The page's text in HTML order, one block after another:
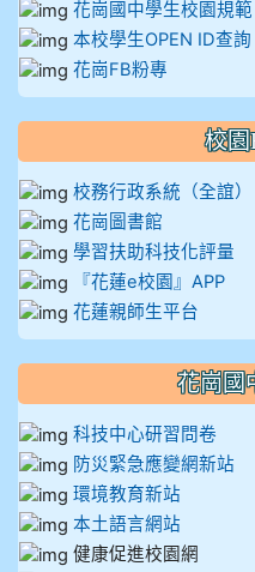
花崗國中學生校園規範
本校學生OPEN ID查詢
花崗FB粉專
校園
校務行政系統（全誼）
花崗圖書館
學習扶助科技化評量
『花蓮e校園』APP
花蓮親師生平台
花崗國
科技中心研習問卷
防災緊急應變網新站
環境教育新站
本土語言網站
健康促進校園網